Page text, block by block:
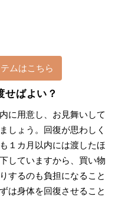
ムはこちら
せばよい？
に用意し、お見舞いして
しょう。回復が思わしく
１カ月以内には渡したほ
していますから、買い物
するのも負担になること
は身体を回復させること